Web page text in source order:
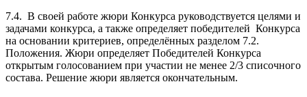
7.4. В своей работе жюри Конкурса руководствуется целями и
задачами конкурса, а также определяет победителей Конкурса
на основании критериев, определённых разделом 7.2.
Положения. Жюри определяет Победителей Конкурса
открытым голосованием при участии не менее 2/3 списочного
состава. Решение жюри является окончательным.